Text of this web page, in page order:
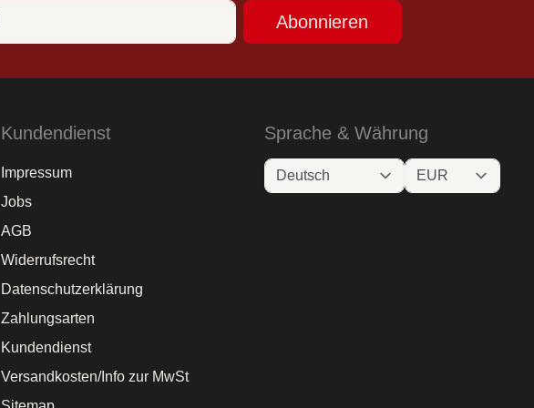
Abonnieren
Kundendienst
Impressum
Jobs
AGB
Widerrufsrecht
Datenschutzerklärung
Zahlungsarten
Kundendienst
Versandkosten/Info zur MwSt
Sprache & Währung